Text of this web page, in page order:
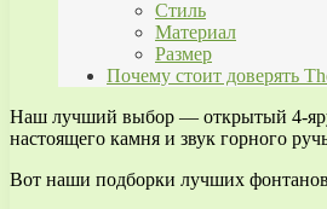
Стиль
Материал
Размер
Почему стоит доверять
Наш лучший выбор — открытый 4-
настоящего камня и звук горного
Вот наши подборки лучших